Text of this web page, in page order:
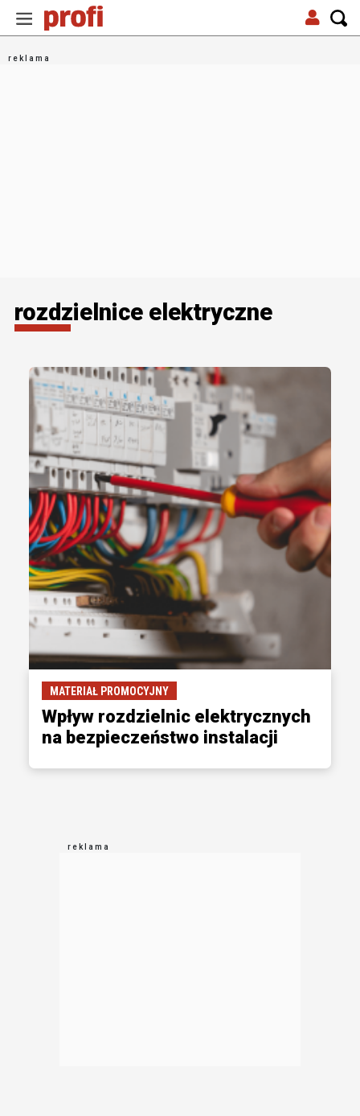
rozdzielnice elektryczne
MATERIAŁ PROMOCYJNY
Wpływ rozdzielnic elektrycznych
na bezpieczeństwo instalacji